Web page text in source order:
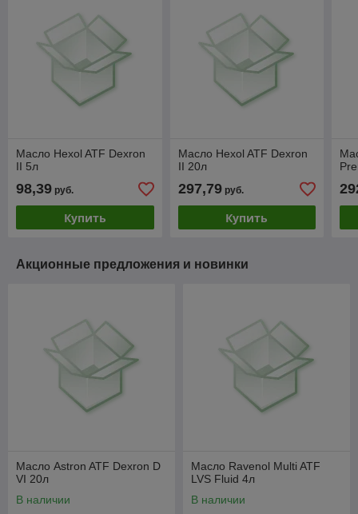
Масло Hexol ATF Dexron
II 5л
98,39 руб.
Купить
Масло Hexol ATF Dexron
II 20л
297,79руб.
Купить
Акционные предложения и новинки
Масло Astron ATF Dexron D
VI 20л
В наличии
Масло Ravenol Multi ATF
LVS Fluid 4л
В наличии